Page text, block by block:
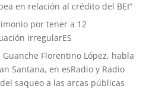
en relación al crédito del BEI”
por tener a 12
irregularES
Florentino López, habla
Santana, en esRadio y Radio
saqueo a las arcas públicas